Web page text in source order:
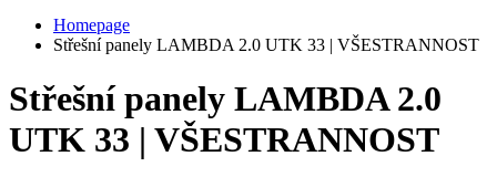
Homepage
Střešní panely LAMBDA 2.0 UTK 33 | VŠESTRANNOST
Střešní panely LAMBDA 2.0
UTK 33 | VŠESTRANNOST